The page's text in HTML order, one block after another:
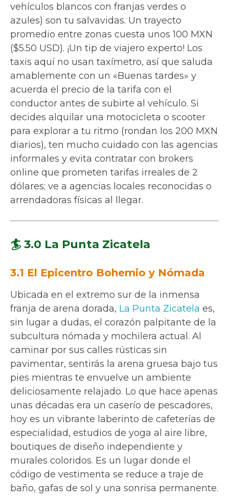
vehículos blancos con franjas verdes o
azules) son tu salvavidas. Un trayecto
promedio entre zonas cuesta unos 100 MXN
($5.50 USD). ¡Un tip de viajero experto! Los
taxis aquí no usan taxímetro, así que saluda
amablemente con un «Buenas tardes» y
acuerda el precio de la tarifa con el
conductor antes de subirte al vehículo. Si
decides alquilar una motocicleta o scooter
para explorar a tu ritmo (rondan los 200 MXN
diarios), ten mucho cuidado con las agencias
informales y evita contratar con brokers
online que prometen tarifas irreales de 2
dólares; ve a agencias locales reconocidas o
arrendadoras físicas al llegar.
🏄 3.0 La Punta Zicatela
3.1 El Epicentro Bohemio y Nómada
Ubicada en el extremo sur de la inmensa
franja de arena dorada, La Punta Zicatela es,
sin lugar a dudas, el corazón palpitante de la
subcultura nómada y mochilera actual. Al
caminar por sus calles rústicas sin
pavimentar, sentirás la arena gruesa bajo tus
pies mientras te envuelve un ambiente
deliciosamente relajado. Lo que hace apenas
unas décadas era un caserío de pescadores,
hoy es un vibrante laberinto de cafeterías de
especialidad, estudios de yoga al aire libre,
boutiques de diseño independiente y
murales coloridos. Es un lugar donde el
código de vestimenta se reduce a traje de
baño, gafas de sol y una sonrisa permanente.